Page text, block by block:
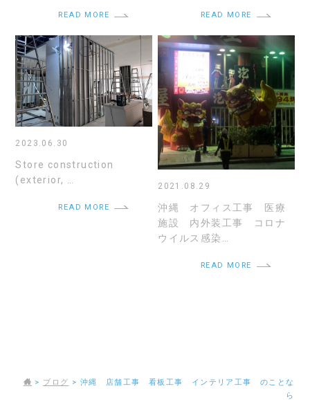
READ MORE READ MORE
2023.06.30
Store construction
(exterior, …
READ MORE
2021.08.29
沖縄 オフィス工事 医療
施設 内外装工事 コロナ
ウイルス感染…
READ MORE
> ブログ > 沖縄 店舗工事 看板工事 インテリア工事 のことな
ら